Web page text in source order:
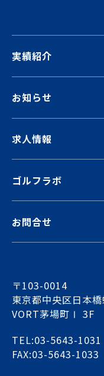
実績紹介
お知らせ
求人情報
ゴルフラボ
お問合せ
〒103-0014
東京都中央区日本
VORT茅場町Ⅰ 3F
TEL:03-5643-1031
FAX:03-5643-1033